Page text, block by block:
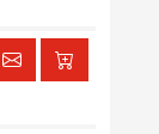
lokalizacji